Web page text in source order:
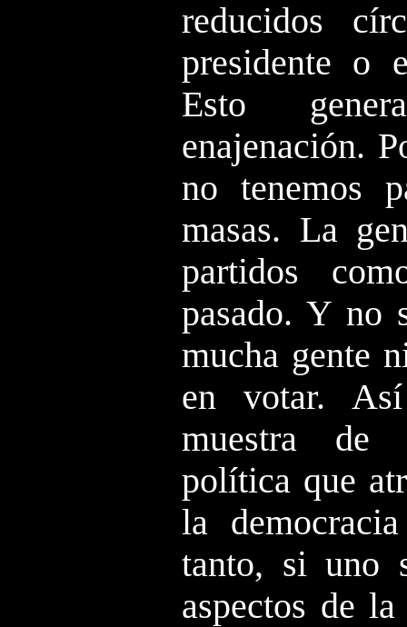
reducidos
presidente o
Esto
enajenación.
no tenemos
masas. La
partidos
pasado. Y no
mucha gente
en votar.
muestra de
política que
la
tanto, si uno
aspectos de